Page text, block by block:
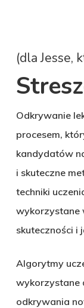
(dla Jesse,
Odkrywanie
procesem,
kandydatów
i skuteczne
techniki
wykorzystane
skuteczności i
Algorytmy
wykorzystane
odkrywania